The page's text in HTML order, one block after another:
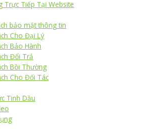
Trực Tiếp Tại Website
bảo mật thông tin
Cho Đại Lý
Bảo Hành
Đổi Trả
Bồi Thường
Cho Đối Tác
Tinh Dầu